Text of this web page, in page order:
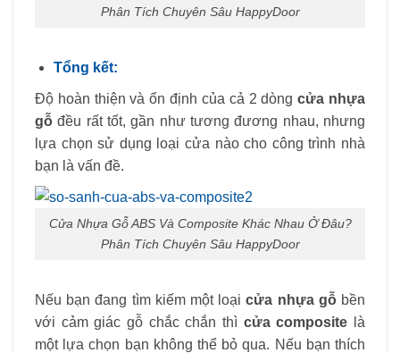
Phân Tích Chuyên Sâu HappyDoor
Tổng kết:
Độ hoàn thiện và ổn định của cả 2 dòngcửa nhựa
gỗ đều rất tốt, gần như tương đương nhau, nhưng
lựa chọn sử dụng loại cửa nào cho công trình nhà
bạn là vấn đề.
Cửa Nhựa Gỗ ABS Và Composite Khác Nhau Ở Đâu?
Phân Tích Chuyên Sâu HappyDoor
Nếu bạn đang tìm kiếm một loạicửa nhựa gỗbền
với cảm giác gỗ chắc chắn thì cửa composite là
một lựa chọn bạn không thể bỏ qua. Nếu bạn thích